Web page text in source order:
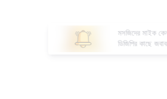
মসজিদের মাইক
ডিজিপির কাছে